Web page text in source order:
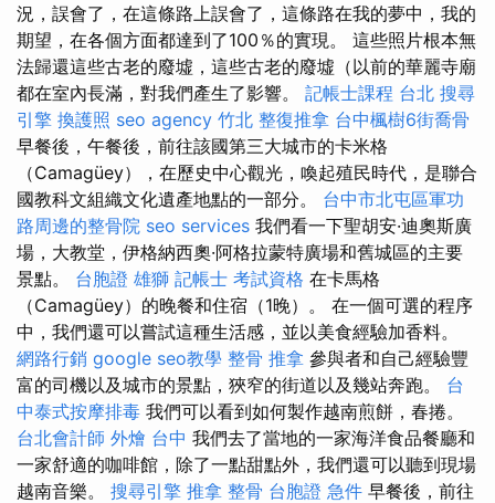
況，誤會了，在這條路上誤會了，這條路在我的夢中，我的
期望，在各個方面都達到了100％的實現。 這些照片根本無
法歸還這些古老的廢墟，這些古老的廢墟（以前的華麗寺廟
都在室內長滿，對我們產生了影響。 記帳士課程 台北 搜尋
引擎 換護照 seo agency 竹北 整復推拿 台中楓樹6街喬骨
早餐後，午餐後，前往該國第三大城市的卡米格
（Camagüey），在歷史中心觀光，喚起殖民時代，是聯合
國教科文組織文化遺產地點的一部分。 台中市北屯區軍功
路周邊的整骨院 seo services 我們看一下聖胡安·迪奧斯廣
場，大教堂，伊格納西奧·阿格拉蒙特廣場和舊城區的主要
景點。 台胞證 雄獅 記帳士 考試資格 在卡馬格
（Camagüey）的晚餐和住宿（1晚）。 在一個可選的程序
中，我們還可以嘗試這種生活感，並以美食經驗加香料。
網路行銷 google seo教學 整骨 推拿 參與者和自己經驗豐
富的司機以及城市的景點，狹窄的街道以及幾站奔跑。 台
中泰式按摩排毒 我們可以看到如何製作越南煎餅，春捲。
台北會計師 外燴 台中 我們去了當地的一家海洋食品餐廳和
一家舒適的咖啡館，除了一點甜點外，我們還可以聽到現場
越南音樂。 搜尋引擎 推拿 整骨 台胞證 急件 早餐後，前往